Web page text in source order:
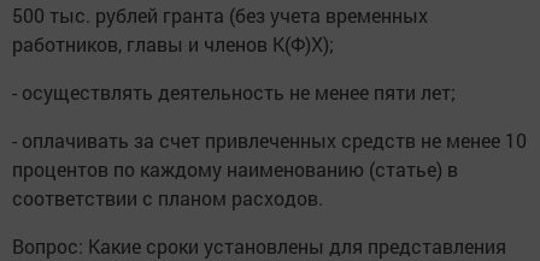
500 тыс. рублей гранта (без учета временных
работников, главы и членов К(Ф)Х);
- осуществлять деятельность не менее пяти лет;
- оплачивать за счет привлеченных средств не менее 10
процентов по каждому наименованию (статье) в
соответствии с планом расходов.
Вопрос: Какие сроки установлены для представления